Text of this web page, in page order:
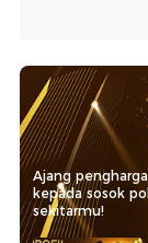
Ajang
kepada sosok
sekitarmu!